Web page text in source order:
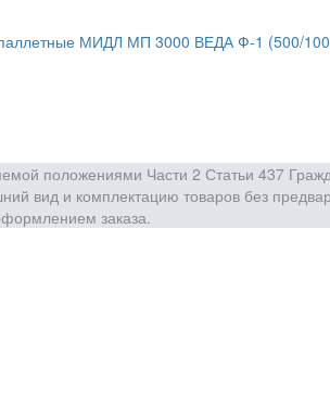
МИДЛ МП 3000 ВЕДА Ф-1 (500/
положениями Части 2 Статьи 437
вид и комплектацию товаров без
заказа.